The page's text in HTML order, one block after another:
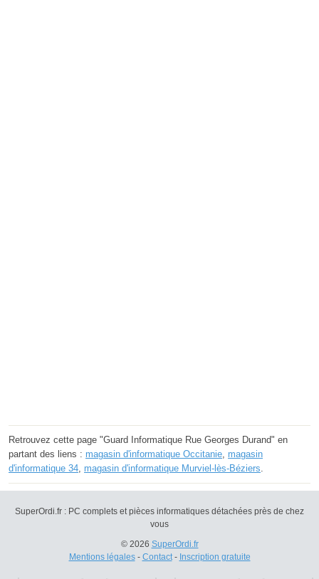
Retrouvez cette page "Guard Informatique Rue Georges Durand" en
partant des liens : magasin d'informatique Occitanie, magasin
d'informatique 34, magasin d'informatique Murviel-lès-Béziers.
SuperOrdi.fr : PC complets et pièces informatiques détachées près de chez
vous
© 2026 SuperOrdi.fr
Mentions légales- Contact- Inscription gratuite